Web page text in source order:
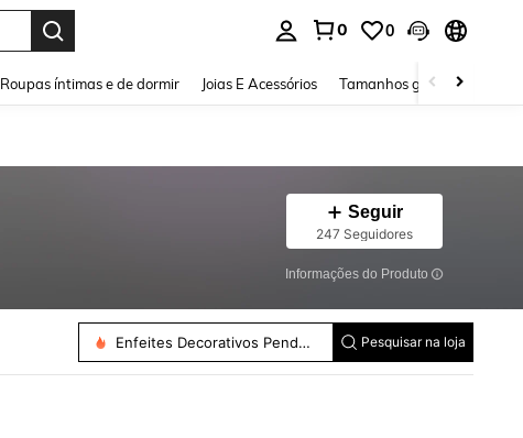
0 0
Roupas íntimas e de dormir Joias E Acessórios Tamanhos grandes
Seguir
247 Seguidores
Informações do Produto
Enfeites Decorativos Pendurados Pesquisar na loja